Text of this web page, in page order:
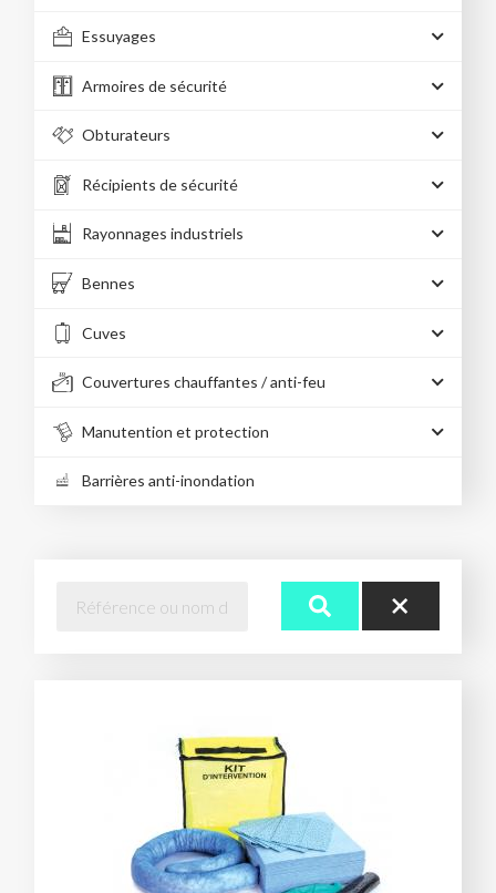
Essuyages
Armoires de sécurité
Obturateurs
Récipients de sécurité
Rayonnages industriels
Bennes
Cuves
Couvertures chauffantes / anti-feu
Manutention et protection
Barrières anti-inondation